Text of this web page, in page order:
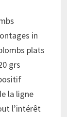
in
plats
grs
la ligne
l’intérêt